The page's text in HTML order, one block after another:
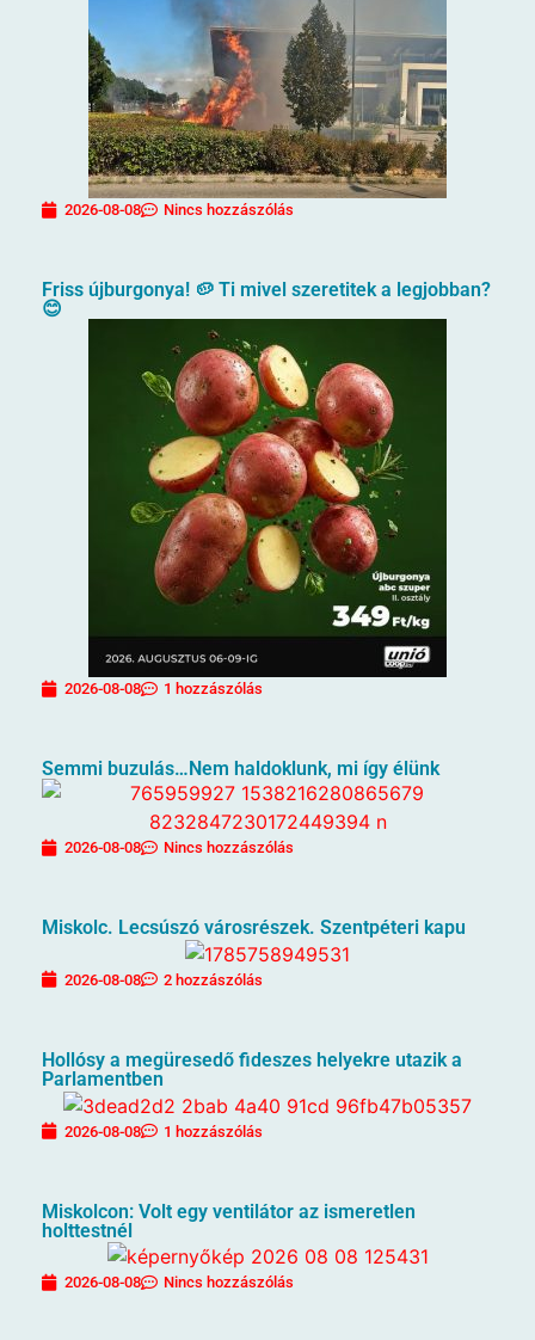
2026-08-08 Nincs hozzászólás
Friss újburgonya! 🥔 Ti mivel szeretitek a legjobban?
😊
2026-08-08 1 hozzászólás
Semmi buzulás…Nem haldoklunk, mi így élünk
2026-08-08 Nincs hozzászólás
Miskolc. Lecsúszó városrészek. Szentpéteri kapu
2026-08-08 2 hozzászólás
Hollósy a megüresedő fideszes helyekre utazik a
Parlamentben
2026-08-08 1 hozzászólás
Miskolcon: Volt egy ventilátor az ismeretlen
holttestnél
2026-08-08 Nincs hozzászólás